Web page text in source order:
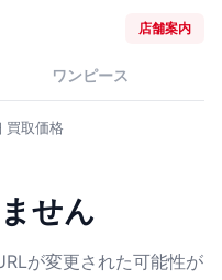
店舗案内
ワンピース
買取価格
せん
が変更された可能性が